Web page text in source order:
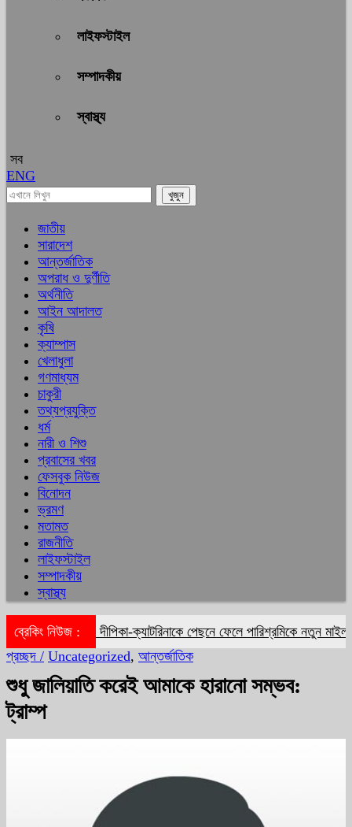
লাইফস্টাইল
সম্পাদকীয়
স্বাস্থ্য
সব
ENG
জাতীয়
সারাদেশ
আন্তর্জাতিক
অপরাধ ও দুর্ণীতি
অর্থনীতি
আইন আদালত
কৃষি
ক্যাম্পাস
খেলাধুলা
গণমাধ্যম
চাকুরী
তথ্যপ্রযুক্তি
ধর্ম
নারী ও শিশু
প্রবাসের খবর
ফেসবুক নিউজ
বিনোদন
ভ্রমণ
মতামত
রাজনীতি
লাইফস্টাইল
সম্পাদকীয়
স্বাস্থ্য
ব্রেকিং নিউজ :দীপিকা-ক্যাটরিনাকে পেছনে ফেলে পারিশ্রমিকে নতুন
প্রচ্ছদ / Uncategorized, আন্তর্জাতিক
শুধু জালিয়াতি করেই আমাকে হারানো সম্ভব:
ট্রাম্প